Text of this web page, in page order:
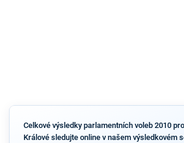
Celkové výsledky parlamentních voleb 2010
Králové sledujte online v našem výsledkovém